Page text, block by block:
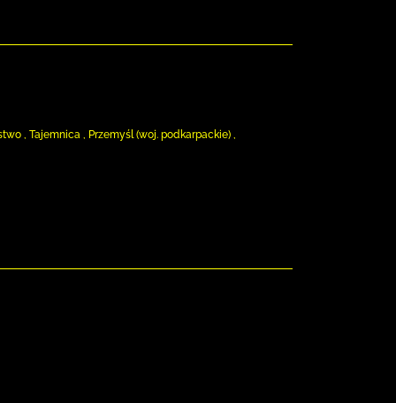
, Tajemnica , Przemyśl (woj. podkarpackie) ,